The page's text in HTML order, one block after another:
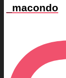
_macondo